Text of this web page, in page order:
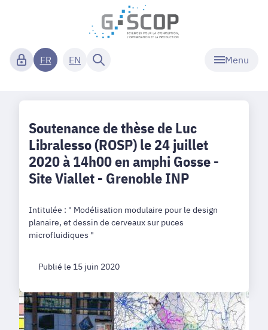
Menu
FR EN
Soutenance de thèse de Luc
Libralesso (ROSP) le 24 juillet
2020 à 14h00 en amphi Gosse -
Site Viallet - Grenoble INP
Intitulée : " Modélisation modulaire pour le design
planaire, et dessin de cerveaux sur puces
microfluidiques "
Publié le 15 juin 2020